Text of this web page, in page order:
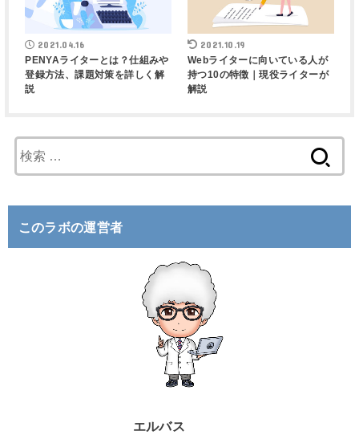
2021.04.16
PENYAライターとは？仕組みや
登録方法、課題対策を詳しく解
説
2021.10.19
Webライターに向いている人が
持つ10の特徴｜現役ライターが
解説
索
このラボの運営者
エルバス